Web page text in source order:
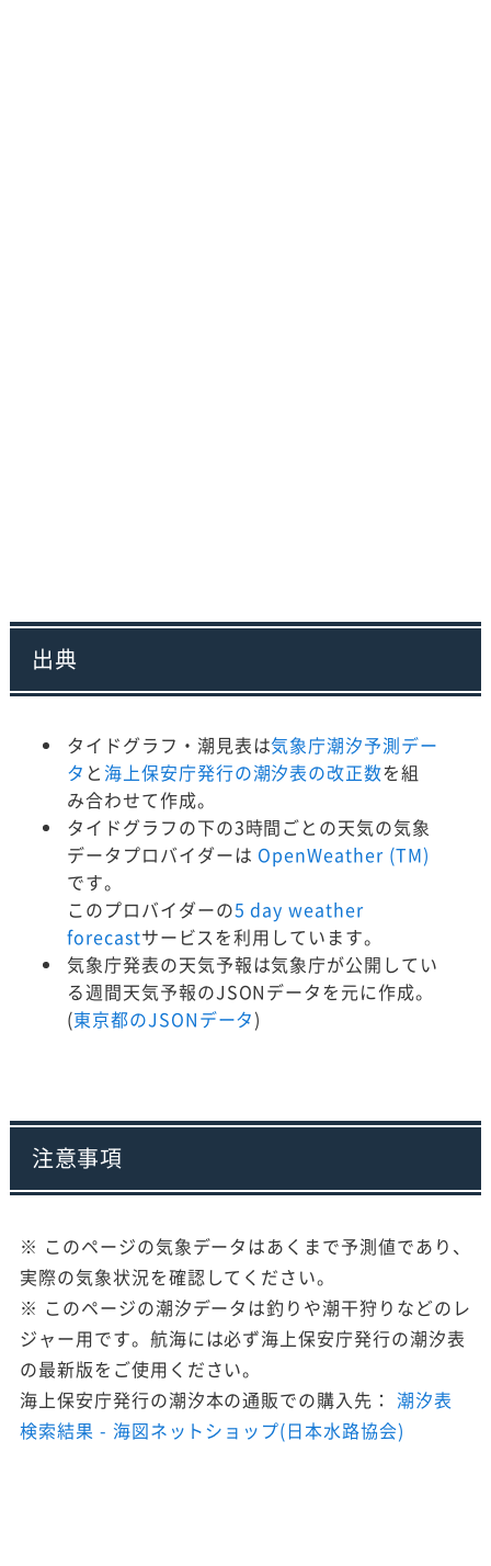
出典
タイドグラフ・潮見表は気象庁潮汐予測デー
タ と 海上保安庁発行の潮汐表の改正数を組
み合わせて作成。
タイドグラフの下の3時間ごとの天気の気象
データプロバイダーは OpenWeather (TM)
です。
このプロバイダーの5 day weather
forecastサービスを利用しています。
気象庁発表の天気予報は気象庁が公開してい
る週間天気予報のJSONデータを元に作成。
(東京都のJSONデータ)
注意事項
※ このページの気象データはあくまで予測値であり、
実際の気象状況を確認してください。
※ このページの潮汐データは釣りや潮干狩りなどのレ
ジャー用です。航海には必ず海上保安庁発行の潮汐表
の最新版をご使用ください。
海上保安庁発行の潮汐本の通販での購入先：潮汐表
検索結果 - 海図ネットショップ(日本水路協会)